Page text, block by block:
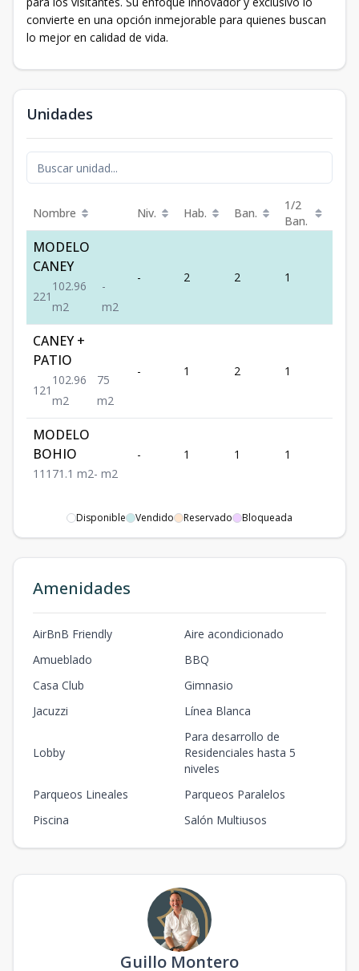
convierte en una opción inmejorable para quienes buscan
lo mejor en calidad de vida.
Unidades
Nombre Niv. Hab. Ban.
1/2
Ban.
MODELO
CANEY
221
102.96
m2
-
m2
- 2 2 1
CANEY +
PATIO
1 21
102.96
m2
75
m2
- 1 2 1
MODELO
BOHIO
1 1 1 71.1 m2- m2
- 1 1 1
Disponible Vendido Reservado Bloqueada
Amenidades
AirBnB Friendly
Aire acondicionado
Amueblado
BBQ
Casa Club
Gimnasio
Jacuzzi
Línea Blanca
Lobby
Para desarrollo de
Residenciales hasta 5
niveles
Parqueos Lineales
Parqueos Paralelos
Piscina
Salón Multiusos
Guillo Montero